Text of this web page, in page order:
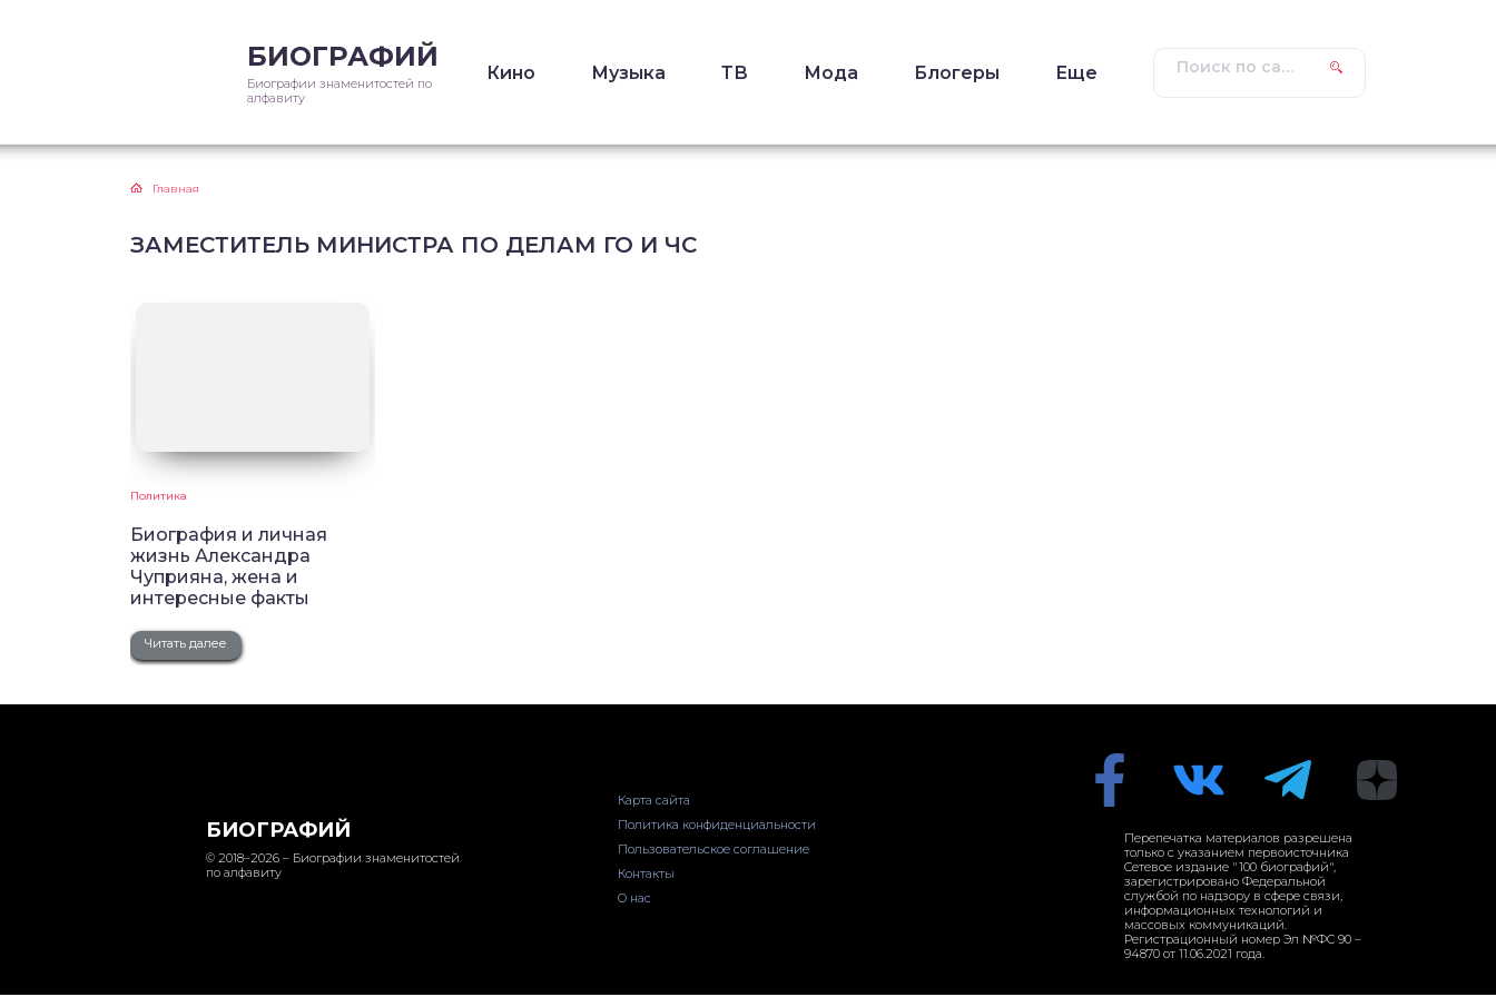
БИОГРАФИЙ
Биографии знаменитостей по
алфавиту
Кино Музыка ТВ Мода Блогеры Еще
Главная
ЗАМЕСТИТЕЛЬ МИНИСТРА ПО ДЕЛАМ ГО И ЧС
Политика
Биография и личная
жизнь Александра
Чуприяна, жена и
интересные факты
Читать далее
БИОГРАФИЙ
© 2018–2026 – Биографии знаменитостей
по алфавиту
Карта сайта
Политика конфиденциальности
Пользовательское соглашение
Контакты
О нас
Перепечатка материалов разрешена
только с указанием первоисточника
Сетевое издание "100 биографий",
зарегистрировано Федеральной
службой по надзору в сфере связи,
информационных технологий и
массовых коммуникаций.
Регистрационный номер Эл №ФС 90 –
94870 от 11.06.2021 года.